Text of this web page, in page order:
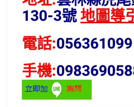
130-3號地圖導
電話:056361099
手機: